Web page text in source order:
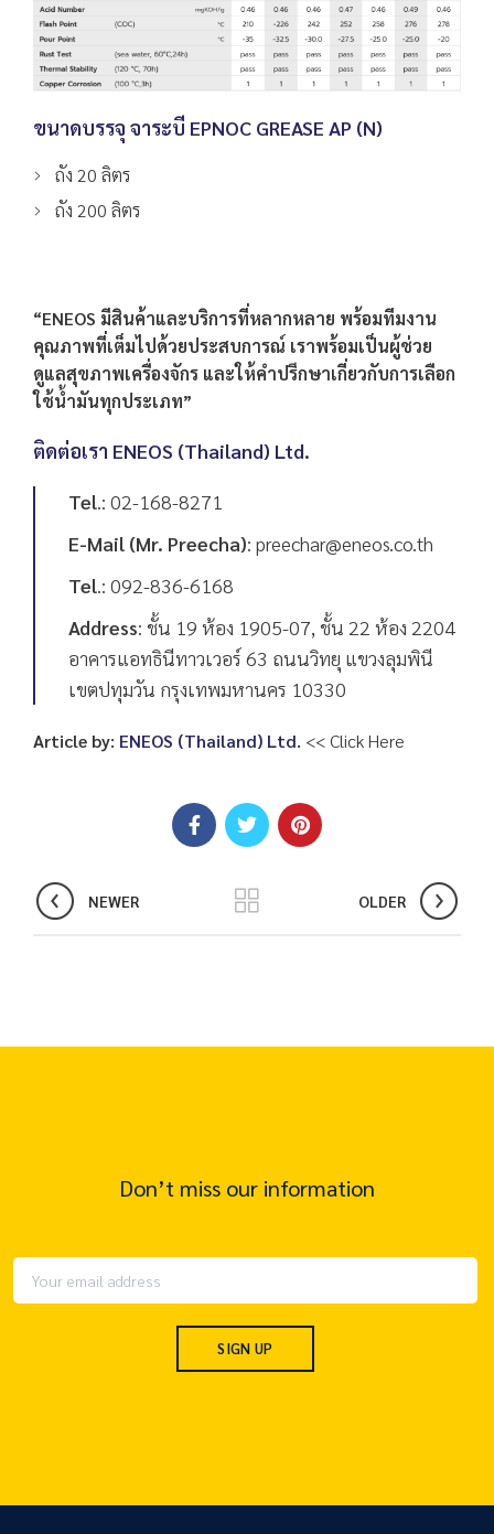
ขนาดบรรจุ จาระบี EPNOC GREASE AP (N)
ถัง 20 ลิตร
ถัง 200 ลิตร
“ENEOS มีสินค้าและบริการที่หลากหลาย พร้อมทีมงาน
คุณภาพที่เต็มไปด้วยประสบการณ์ เราพร้อมเป็นผู้ช่วย
ดูแลสุขภาพเครื่องจักร และให้คำปรึกษาเกี่ยวกับการเลือก
ใช้น้ำมันทุกประเภท”
ติดต่อเรา ENEOS (Thailand) Ltd.
Tel.: 02-168-8271
E-Mail (Mr. Preecha): preechar@eneos.co.th
Tel.: 092-836-6168
Address: ชั้น 19 ห้อง 1905-07, ชั้น 22 ห้อง 2204
อาคารแอทธินีทาวเวอร์ 63 ถนนวิทยุ แขวงลุมพินี
เขตปทุมวัน กรุงเทพมหานคร 10330
Article by: ENEOS (Thailand) Ltd. << Click Here
NEWER OLDER
Don’t miss our information